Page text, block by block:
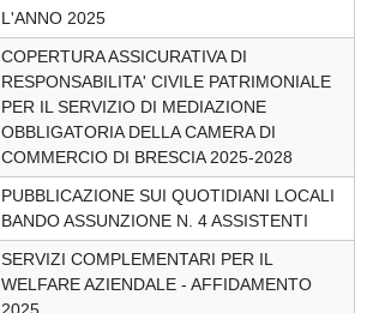
L'ANNO 2025
COPERTURA ASSICURATIVA DI
RESPONSABILITA' CIVILE PATRIMONIALE
PER IL SERVIZIO DI MEDIAZIONE
OBBLIGATORIA DELLA CAMERA DI
COMMERCIO DI BRESCIA 2025-2028
PUBBLICAZIONE SUI QUOTIDIANI LOCALI
BANDO ASSUNZIONE N. 4 ASSISTENTI
SERVIZI COMPLEMENTARI PER IL
WELFARE AZIENDALE - AFFIDAMENTO